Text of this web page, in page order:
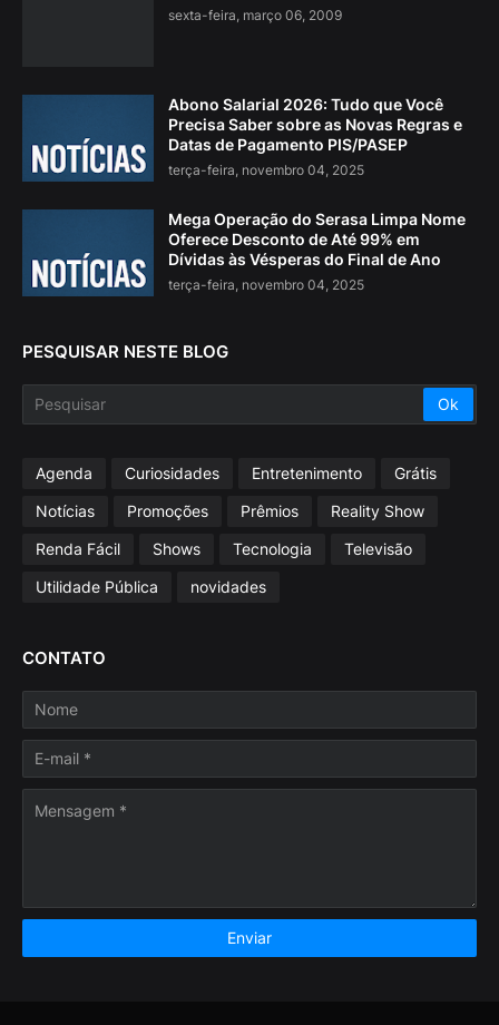
sexta-feira, março 06, 2009
Abono Salarial 2026: Tudo que Você
Precisa Saber sobre as Novas Regras e
Datas de Pagamento PIS/PASEP
terça-feira, novembro 04, 2025
Mega Operação do Serasa Limpa Nome
Oferece Desconto de Até 99% em
Dívidas às Vésperas do Final de Ano
terça-feira, novembro 04, 2025
PESQUISAR NESTE BLOG
Agenda Curiosidades Entretenimento
Grátis
Notícias
Promoções Prêmios
Reality Show
Renda Fácil
Shows Tecnologia
Televisão
Utilidade Pública
novidades
CONTATO